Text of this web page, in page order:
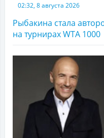
02:32, 8 августа 2026
Рыбакина стала
на турнирах WTA 1000